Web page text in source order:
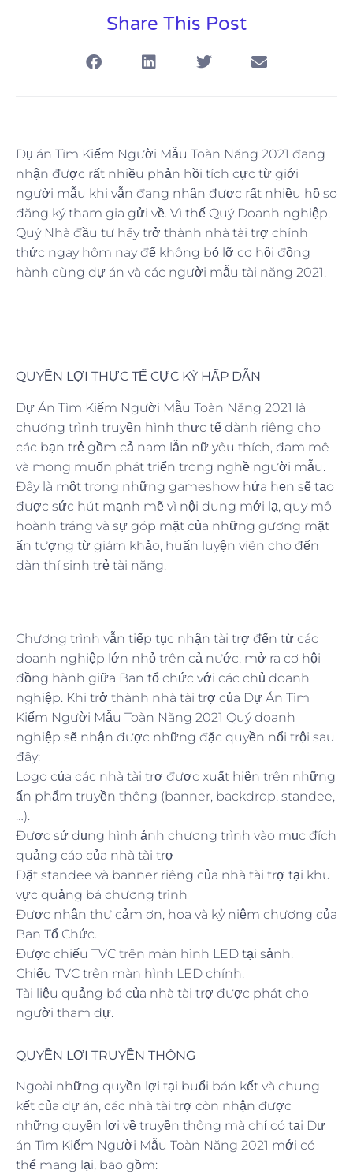
Share This Post
Dụ án Tìm Kiếm Người Mẫu Toàn Năng 2021 đang
nhận được rất nhiều phản hồi tích cực từ giới
người mẫu khi vẫn đang nhận được rất nhiều hồ sơ
đăng ký tham gia gửi về. Vì thế Quý Doanh nghiệp,
Quý Nhà đầu tư hãy trở thành nhà tài trợ chính
thức ngay hôm nay để không bỏ lỡ cơ hội đồng
hành cùng dự án và các người mẫu tài năng 2021.
QUYỀN LỢI THỰC TẾ CỰC KỲ HẤP DẪN
Dự Án Tìm Kiếm Người Mẫu Toàn Năng 2021 là
chương trình truyền hình thực tế dành riêng cho
các bạn trẻ gồm cả nam lẫn nữ yêu thích, đam mê
và mong muốn phát triển trong nghề người mẫu.
Đây là một trong những gameshow hứa hẹn sẽ tạo
được sức hút mạnh mẽ vì nội dung mới lạ, quy mô
hoành tráng và sự góp mặt của những gương mặt
ấn tượng từ giám khảo, huấn luyện viên cho đến
dàn thí sinh trẻ tài năng.
Chương trình vẫn tiếp tục nhận tài trợ đến từ các
doanh nghiệp lớn nhỏ trên cả nước, mở ra cơ hội
đồng hành giữa Ban tổ chức với các chủ doanh
nghiệp. Khi trở thành nhà tài trợ của Dự Án Tìm
Kiếm Người Mẫu Toàn Năng 2021 Quý doanh
nghiệp sẽ nhận được những đặc quyền nổi trội sau
đây:
Logo của các nhà tài trợ được xuất hiện trên những
ấn phẩm truyền thông (banner, backdrop, standee,
…).
Được sử dụng hình ảnh chương trình vào mục đích
quảng cáo của nhà tài trợ
Đặt standee và banner riêng của nhà tài trợ tại khu
vực quảng bá chương trình
Được nhận thư cảm ơn, hoa và kỷ niệm chương của
Ban Tổ Chức.
Được chiếu TVC trên màn hình LED tại sảnh.
Chiếu TVC trên màn hình LED chính.
Tài liệu quảng bá của nhà tài trợ được phát cho
người tham dự.
QUYỀN LỢI TRUYỀN THÔNG
Ngoài những quyền lợi tại buổi bán kết và chung
kết của dự án, các nhà tài trợ còn nhận được
những quyền lợi về truyền thông mà chỉ có tại Dự
án Tìm Kiếm Người Mẫu Toàn Năng 2021 mới có
thể mang lại, bao gồm: